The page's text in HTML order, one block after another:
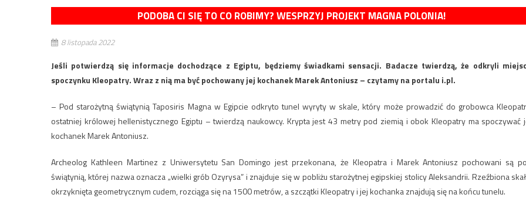
PODOBA CI SIĘ TO CO ROBIMY? WESPRZYJ PROJEKT MAGNA POLONIA!
8 listopada 2022
Jeśli potwierdzą się informacje dochodzące z Egiptu, będziemy świadkami sensacji. Badacze twierdzą, że odkryli
spoczynku Kleopatry. Wraz z nią ma być pochowany jej kochanek Marek Antoniusz – czytamy na portalu i.pl.
– Pod starożytną świątynią Taposiris Magna w Egipcie odkryto tunel wyryty w skale, który może prowadzić do grobowca
ostatniej królowej hellenistycznego Egiptu – twierdzą naukowcy. Krypta jest 43 metry pod ziemią i obok Kleopatry ma spoczywać
kochanek Marek Antoniusz.
Archeolog Kathleen Martinez z Uniwersytetu San Domingo jest przekonana, że Kleopatra i Marek Antoniusz pochowani są
świątynią, której nazwa oznacza „wielki grób Ozyrysa” i znajduje się w pobliżu starożytnej egipskiej stolicy Aleksandrii. Rzeźbiona
okrzyknięta geometrycznym cudem, rozciąga się na 1500 metrów, a szczątki Kleopatry i jej kochanka znajdują się na końcu tunelu.